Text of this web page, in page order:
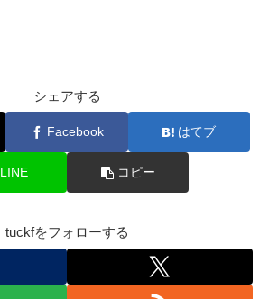
シェアする
Facebook はてブ
LINE コピー
tuckfをフォローする